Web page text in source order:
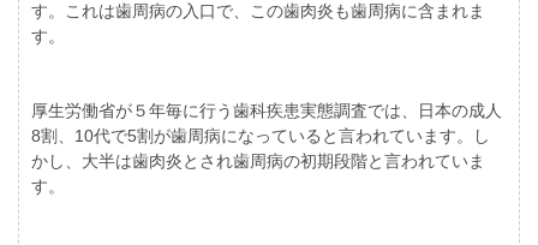
す。これは歯周病の入口で、この歯肉炎も歯周病に含まれま
す。
厚生労働省が５年毎に行う歯科疾患実態調査では、日本の成人
8割、10代で5割が歯周病になっていると言われています。し
かし、大半は歯肉炎とされ歯周病の初期段階と言われていま
す。